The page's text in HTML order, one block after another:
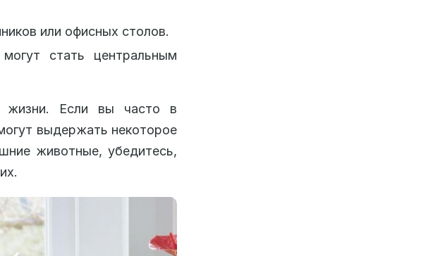
или офисных столов.
стать центральным
жизни. Если вы часто в
выдержать некоторое
животные, убедитесь,